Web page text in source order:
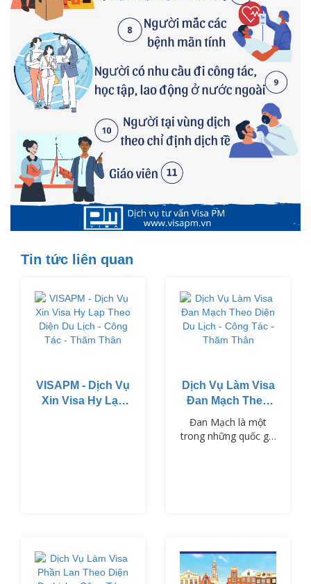
Tin tức liên quan
VISAPM - Dịch Vụ
Xin Visa Hy Lạp
Dịch Vụ Làm Visa
Đan Mạch Theo
Diện Du Lịch -
Công Tác - Thăm
Thân
Đan Mạch là một
trong những quốc gia